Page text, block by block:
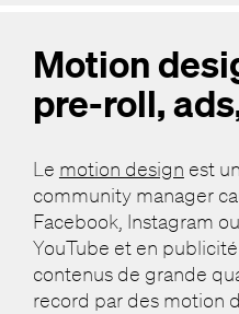
Motion
pre-roll,
Le motion design est
community manager
Facebook, Instagram
YouTube et en
contenus de grande
record par des motion